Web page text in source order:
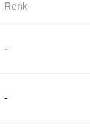
Renk
-
-